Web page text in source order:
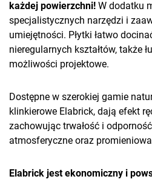
każdej powierzchni! W dodatku
specjalistycznych narzędzi i
umiejętności. Płytki łatwo
nieregularnych kształtów, także
możliwości projektowe.
Dostępne w szerokiej gamie
klinkierowe Elabrick, dają efekt
zachowując trwałość i
atmosferyczne oraz
Elabrick jest ekonomiczny i